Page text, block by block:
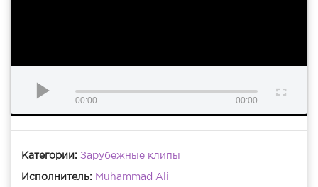
00:00 00:00
Категории: Зарубежные клипы
Исполнитель: Muhammad Ali